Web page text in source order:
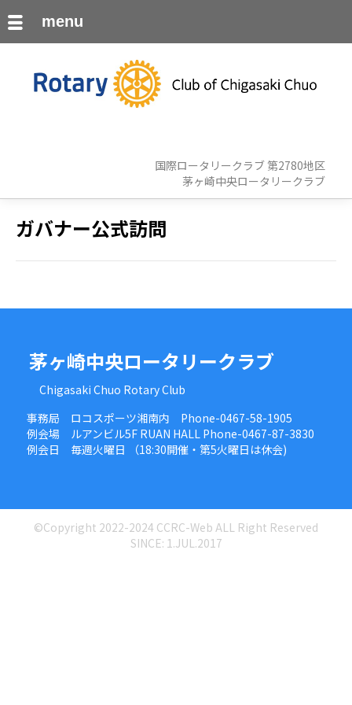
国際ロータリークラブ 第2780地区
茅ヶ崎中央ロータリークラブ
ガバナー公式訪問
茅ヶ崎中央ロータリークラブ
Chigasaki Chuo Rotary Club
事務局 ロコスポーツ湘南内 Phone-0467-58-1905
例会場 ルアンビル5F RUAN HALL Phone-0467-87-3830
例会日 毎週火曜日 （18:30開催・第5火曜日は休会)
©Copyright 2022-2024 CCRC-Web ALL Right Reserved
SINCE: 1.JUL.2017
menu